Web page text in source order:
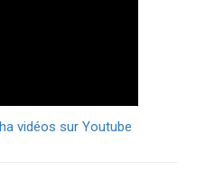
vidéos sur Youtube